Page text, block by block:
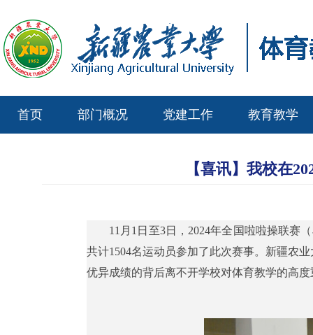
首页 部门概况 党建工作 教育教学
【喜讯】我校在
11月1日至3日，2024年全国啦啦操联赛
共计1504名运动员参加了此次赛事。新疆农
优异成绩的背后离不开学校对体育教学的高